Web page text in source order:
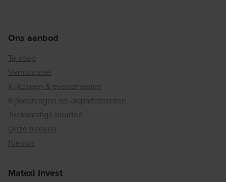
Ons aanbod
Te koop
Verhuis snel
Kijkdagen & evenementen
Kijkwoningen en -appartementen
Toekomstige buurten
Onze troeven
Nieuws
Matexi Invest